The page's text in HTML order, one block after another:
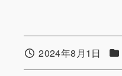
投稿日2024年8月1日 カ